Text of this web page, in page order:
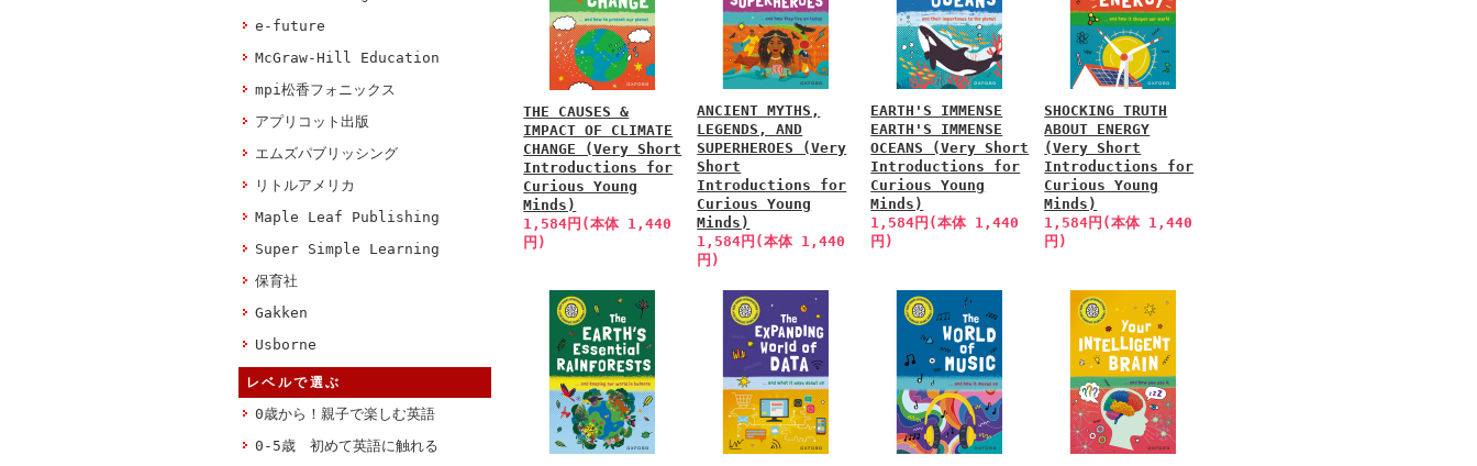
e-future
McGraw-Hill Education
mpi松香フォニックス
アプリコット出版
エムズパブリッシング
リトルアメリカ
Maple Leaf Publishing
Super Simple Learning
保育社
Gakken
Usborne
レベルで選ぶ
0歳から！親子で楽しむ英語
0-5歳 初めて英語に触れる
THE CAUSES &
IMPACT OF CLIMATE
CHANGE (Very Short
Introductions for
Curious Young
Minds)
1,584円(本体 1,440
円)
ANCIENT MYTHS,
LEGENDS, AND
SUPERHEROES (Very
Short
Introductions for
Curious Young
Minds)
1,584円(本体 1,440
円)
EARTH'S IMMENSE
EARTH'S IMMENSE
OCEANS (Very Short
Introductions for
Curious Young
Minds)
1,584円(本体 1,440
円)
SHOCKING TRUTH
ABOUT ENERGY
(Very Short
Introductions for
Curious Young
Minds)
1,584円(本体 1,440
円)